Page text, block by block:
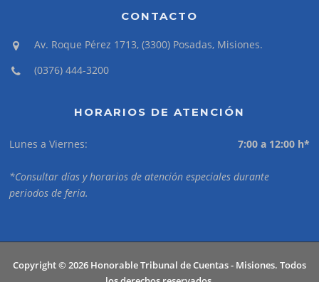
CONTACTO
Av. Roque Pérez 1713, (3300) Posadas, Misiones.
(0376) 444-3200
HORARIOS DE ATENCIÓN
Lunes a Viernes: 7:00 a 12:00 h*
*Consultar días y horarios de atención especiales durante
periodos de feria.
Copyright © 2026 Honorable Tribunal de Cuentas - Misiones. Todos